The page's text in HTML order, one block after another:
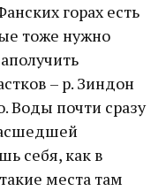
горах есть
тоже нужно
– р. Зиндон
Воды почти сразу
себя, как в
места там